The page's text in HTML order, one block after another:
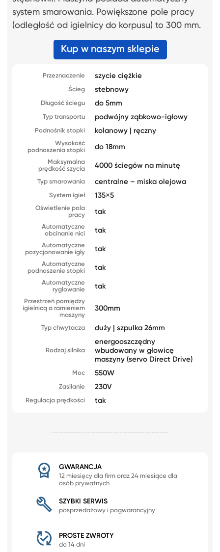
system smarowania. Powiększone pole pracy
(odległość od igielnicy do korpusu) to 300 mm.
Kup w naszym sklepie
Przeznaczenie szycie ciężkie
Ścieg stebnowy
Długość ściegu do 5mm
Typ transportu podwójny ząbkowo-igłowy
Podnośnik stopki kolanowy | ręczny
Wysokość
podnoszenia stopki
do 18mm
Maksymalna
prędkość szycia
4000 ściegów na minutę
Typ smarowania centralne – miska olejowa
System igieł 135×5
Oświetlenie pola
pracy
tak
Automatyczne
obcinanie nici
tak
Automatyczne
pozycjonowanie igły
tak
Automatyczne
podnoszenie stopki
tak
Automatyczne
ryglowanie
tak
Przestrzeń pomiędzy
igielnicą a ramieniem
maszyny
300mm
Typ chwytacza duży | szpulka 26mm
Rodzaj silnika
energooszczędny
wbudowany w głowicę
maszyny (servo Direct Drive)
Moc 550W
Zasilanie 230V
Regulacja prędkości tak
GWARANCJA
12 miesięcy dla firm oraz 24 miesiące dla
osób prywatnych
SZYBKI SERWIS
posprzedażowy i pogwarancyjny
PROSTE ZWROTY
do 14 dni